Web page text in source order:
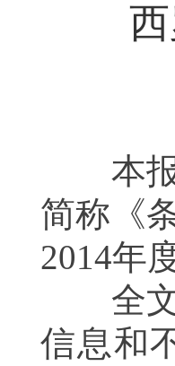
本报
简称《
2014年
全文
信息和